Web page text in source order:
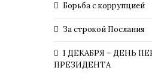
Борьба с коррупцией
За строкой Послания
1 ДЕКАБРЯ – ДЕНЬ
ПРЕЗИДЕНТА